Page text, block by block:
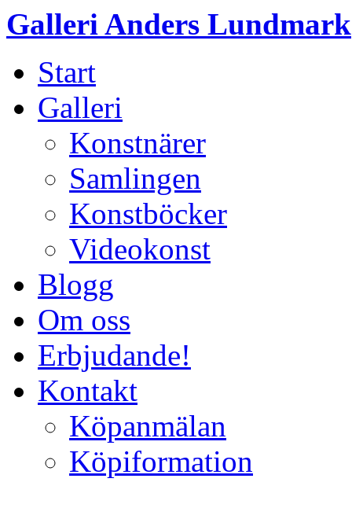
Galleri Anders Lundmark
Start
Galleri
Konstnärer
Samlingen
Konstböcker
Videokonst
Blogg
Om oss
Erbjudande!
Kontakt
Köpanmälan
Köpiformation